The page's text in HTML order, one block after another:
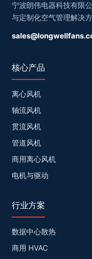
宁波朗伟电器科技有限
与定制化空气管理解决方
核心产品
离心风机
轴流风机
贯流风机
管道风机
商用离心风机
电机与驱动
行业方案
数据中心散热
商用 HVAC